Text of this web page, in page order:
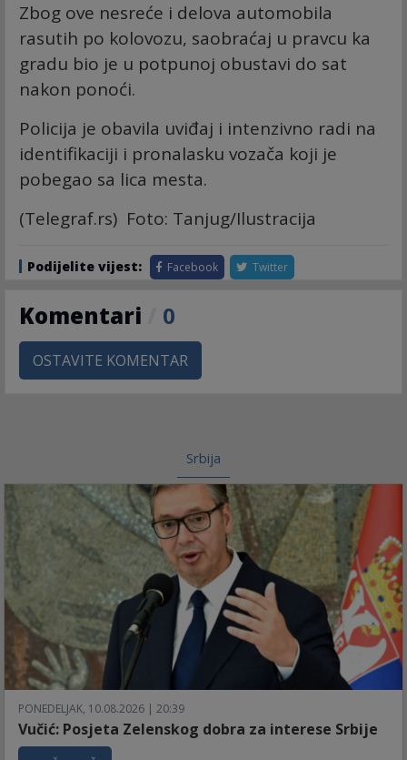
Zbog ove nesreće i delova automobila
rasutih po kolovozu, saobraćaj u pravcu ka
gradu bio je u potpunoj obustavi do sat
nakon ponoći.
Policija je obavila uviđaj i intenzivno radi na
identifikaciji i pronalasku vozača koji je
pobegao sa lica mesta.
(Telegraf.rs) Foto: Tanjug/Ilustracija
Podijelite vijest: Facebook Twitter
Komentari 0
OSTAVITE KOMENTAR
Srbija
PONEDELJAK, 10.08.2026 | 20:39
Vučić: Posjeta Zelenskog dobra za interese Srbije